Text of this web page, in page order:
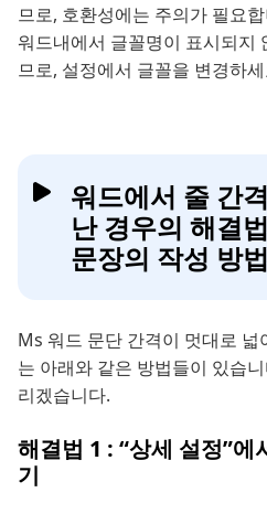
므로, 호환성에는 주의가 필요
워드내에서 글꼴명이 표시되지
므로, 설정에서 글꼴을 변경하
워드에서 줄 간
난 경우의 해결
문장의 작성 방법
Ms 워드 문단 간격이 멋대로
는 아래와 같은 방법들이 있습
리겠습니다.
해결법 1 : “상세 설정”
기